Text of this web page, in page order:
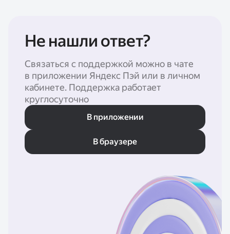
Не нашли ответ?
Связаться с поддержкой можно в чате
в приложении Яндекс Пэй или в личном
кабинете. Поддержка работает
круглосуточно
В приложении
В браузере